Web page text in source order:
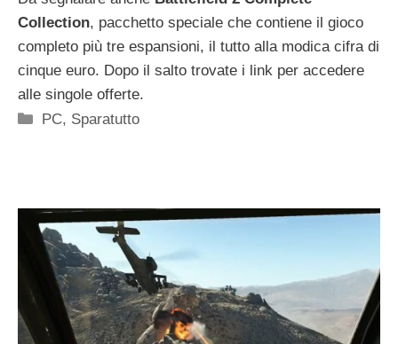
Collection, pacchetto speciale che contiene il gioco
completo più tre espansioni, il tutto alla modica cifra di
cinque euro. Dopo il salto trovate i link per accedere
alle singole offerte.
Categorie
PC, Sparatutto